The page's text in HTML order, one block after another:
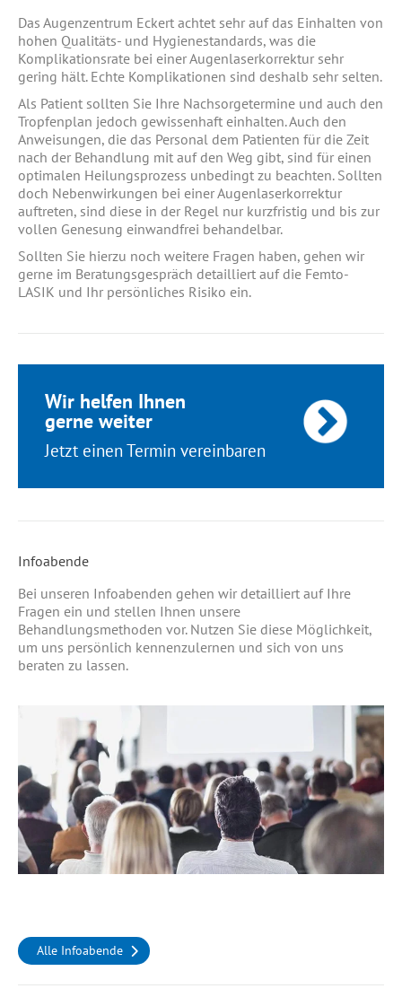
Das Augenzentrum Eckert achtet sehr auf das Einhalten von
hohen Qualitäts- und Hygienestandards, was die
Komplikationsrate bei einer Augenlaserkorrektur sehr
gering hält. Echte Komplikationen sind deshalb sehr selten.
Als Patient sollten Sie Ihre Nachsorgetermine und auch den
Tropfenplan jedoch gewissenhaft einhalten. Auch den
Anweisungen, die das Personal dem Patienten für die Zeit
nach der Behandlung mit auf den Weg gibt, sind für einen
optimalen Heilungsprozess unbedingt zu beachten. Sollten
doch Nebenwirkungen bei einer Augenlaserkorrektur
auftreten, sind diese in der Regel nur kurzfristig und bis zur
vollen Genesung einwandfrei behandelbar.
Sollten Sie hierzu noch weitere Fragen haben, gehen wir
gerne im Beratungsgespräch detailliert auf die Femto-
LASIK und Ihr persönliches Risiko ein.
Wir helfen Ihnen
gerne weiter
Jetzt einen Termin vereinbaren
Infoabende
Bei unseren Infoabenden gehen wir detailliert auf Ihre
Fragen ein und stellen Ihnen unsere
Behandlungsmethoden vor. Nutzen Sie diese Möglichkeit,
um uns persönlich kennenzulernen und sich von uns
beraten zu lassen.
Alle Infoabende